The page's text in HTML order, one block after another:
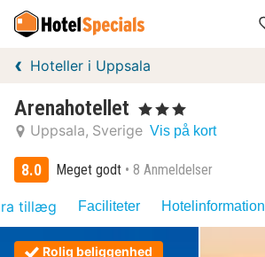
Hoteller i Uppsala
Arenahotellet , 3 Stjerner
Uppsala Sverige Vis på kort
8.0 Meget godt 8 Anmeldelser
tillæg Faciliteter Hotelinformation
Rolig beliggenhed